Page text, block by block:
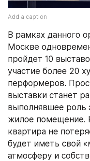
Add a caption
В рамках данного
Москве
пройдет 10
участие более 20
перформеров.
выставки станет
выполнявшее роль
жилое помещение.
квартира не
будет иметь свой
атмосферу и